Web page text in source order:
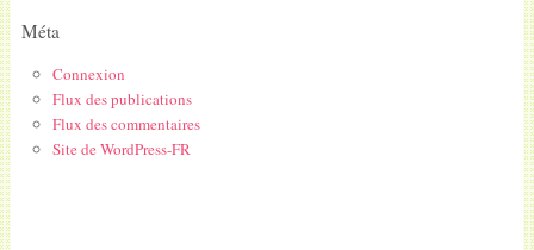
Méta
Connexion
Flux des publications
Flux des commentaires
Site de WordPress-FR